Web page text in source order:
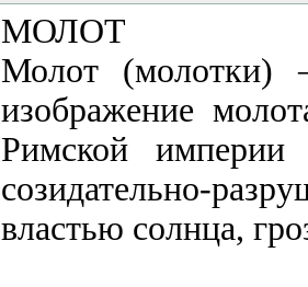
МОЛОТ
Молот (молотки)
изображение
Римской империи
созидательно-
властью солнца,